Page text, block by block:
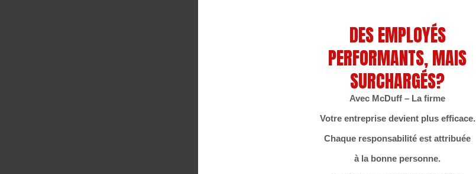
DES EMPLOYÉS
PERFORMANTS, MAIS
SURCHARGÉS?
Avec McDuff – La firme
Votre entreprise devient plus efficace.
Chaque responsabilité est attribuée
à la bonne personne.